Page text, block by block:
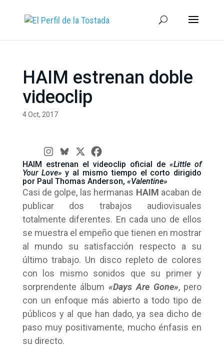
HAIM estrenan doble
videoclip
4 Oct, 2017
HAIM estrenan el videoclip oficial de«Little of
Your Love» y al mismo tiempo el corto dirigido
por Paul Thomas Anderson, «Valentine»
Casi de golpe, las hermanas HAIM acaban de
publicar dos trabajos audiovisuales
totalmente diferentes. En cada uno de ellos
se muestra el empeño que tienen en mostrar
al mundo su satisfacción respecto a su
último trabajo. Un disco repleto de colores
con los mismo sonidos que su primer y
sorprendente álbum«Days Are Gone», pero
con un enfoque más abierto a todo tipo de
públicos y al que han dado, ya sea dicho de
paso muy positivamente, mucho énfasis en
su directo.